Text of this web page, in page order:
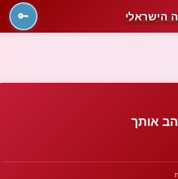
הישראלי 🔑
אותך